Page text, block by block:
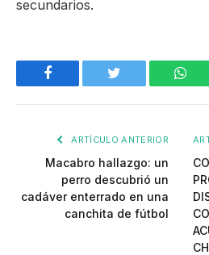
secundarios.
Facebook Twitter
ARTÍCULO ANTERIOR
Macabro hallazgo: un
perro descubrió un
cadáver enterrado en una
canchita de fútbol